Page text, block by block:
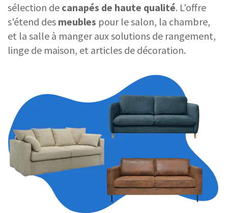
sélection de canapés de haute qualité. L'offre
s'étend des meubles pour le salon, la chambre,
et la salle à manger aux solutions de rangement,
linge de maison, et articles de décoration.